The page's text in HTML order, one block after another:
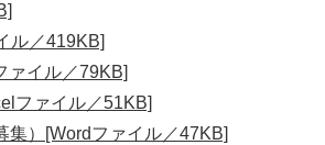
ル／419KB]
イル／79KB]
ファイル／51KB]
）[Wordファイル／47KB]